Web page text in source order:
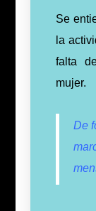
Se
la
falta
mujer.
De